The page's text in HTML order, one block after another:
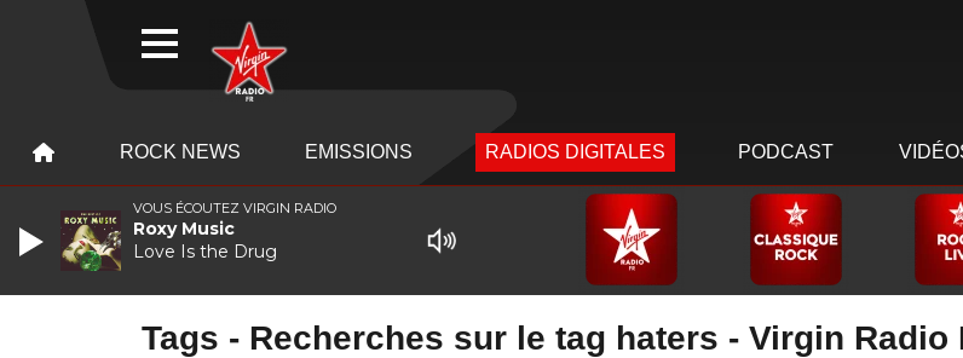
ROCK NEWS EMISSIONS RADIOS DIGITALES PODCAST
Tags - Recherches sur le tag haters - Virgin Radio
VOUS ÉCOUTEZ VIRGIN RADIO
Roxy Music
Love Is the Drug
WEBRADIO